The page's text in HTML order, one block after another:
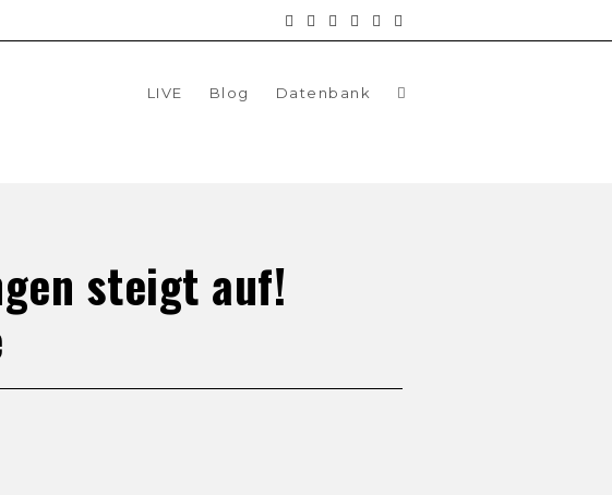
LIVE Blog Datenbank
steigt auf!